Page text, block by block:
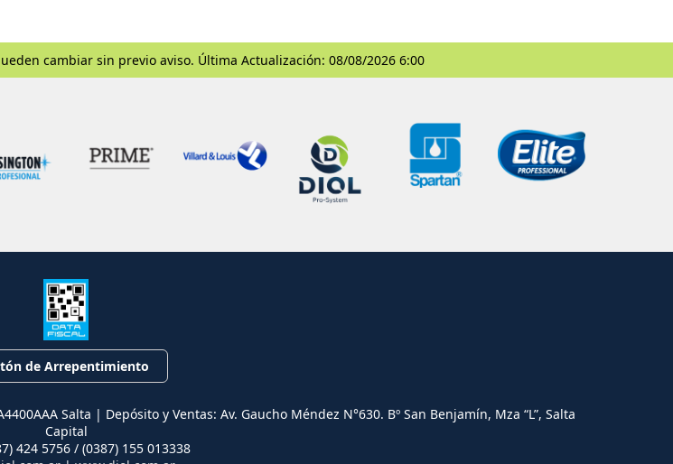
cambiar sin previo aviso. Última Actualización: 08/08/2026 6:00
de Arrepentimiento
Salta | Depósito y Ventas: Av. Gaucho Méndez N°630. Bº San Benjamín, Mza “L”, Salta
Capital
424 5756 / (0387) 155 013338